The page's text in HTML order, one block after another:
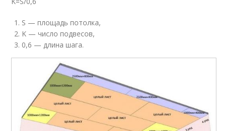
S — площадь потолка,
K — число подвесов,
0,6 — длина шага.